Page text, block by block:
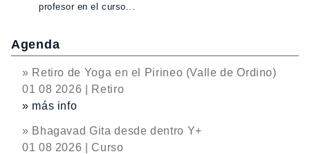
profesor en el curso...
Agenda
» Retiro de Yoga en el Pirineo (Valle de Ordino)
01 08 2026 | Retiro
» más info
» Bhagavad Gita desde dentro Y+
01 08 2026 | Curso